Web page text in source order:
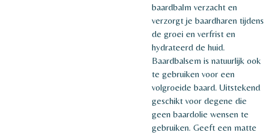
baardbalm verzacht en
verzorgt je baardharen tijdens
de groei en verfrist en
hydrateerd de huid.
Baardbalsem is natuurlijk ook
te gebruiken voor een
volgroeide baard. Uitstekend
geschikt voor degene die
geen baardolie wensen te
gebruiken. Geeft een matte